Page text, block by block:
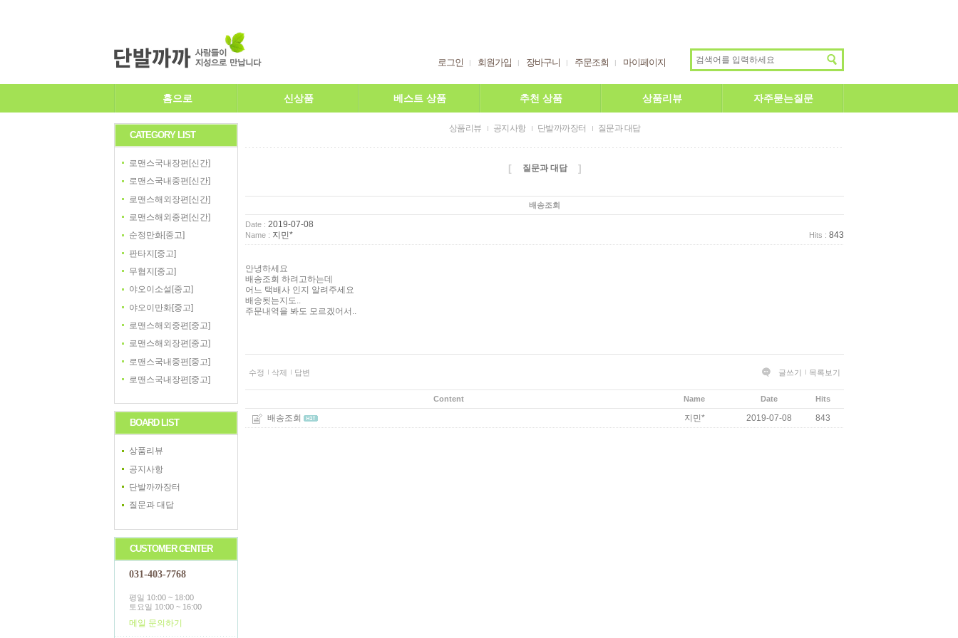
로그인 회원가입 장바구니 주문조회 마이페이지
홈으로 신상품 베스트 상품 추천 상품 상품리뷰 자주묻는질문
CATEGORY LIST
로맨스국내장편[신간]
로맨스국내중편[신간]
로맨스해외장편[신간]
로맨스해외중편[신간]
순정만화[중고]
판타지[중고]
무협지[중고]
야오이소설[중고]
야오이만화[중고]
로맨스해외중편[중고]
로맨스해외장편[중고]
로맨스국내중편[중고]
로맨스국내장편[중고]
BOARD LIST
상품리뷰
공지사항
단발까까장터
질문과 대답
CUSTOMER CENTER
031-403-7768
평일 10:00 ~ 18:00
토요일 10:00 ~ 16:00
메일 문의하기
상품리뷰 공지사항 단발까까장터 질문과 대답
[ 질문과 대답 ]
배송조회
Date : 2019-07-08
Name : 지민* Hits : 843
안녕하세요
배송조회 하려고하는데
어느 택배사 인지 알려주세요
배송됫는지도..
주문내역을 봐도 모르겠어서..
수정 삭제 답변 글쓰기 목록보기
Content Name Date Hits
배송조회 지민* 2019-07-08 843